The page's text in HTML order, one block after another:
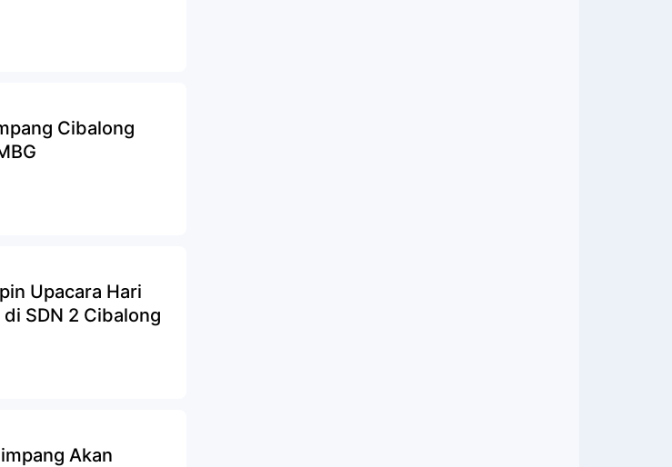
Cibalong
Upacara Hari
SDN 2 Cibalong
Akan